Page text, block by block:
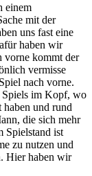
einem
mit der
uns fast eine
haben wir
vorne kommt der
vermisse
nach vorne.
Spiels im Kopf, wo
haben und rund
die sich mehr
Spielstand ist
zu nutzen und
Hier haben wir